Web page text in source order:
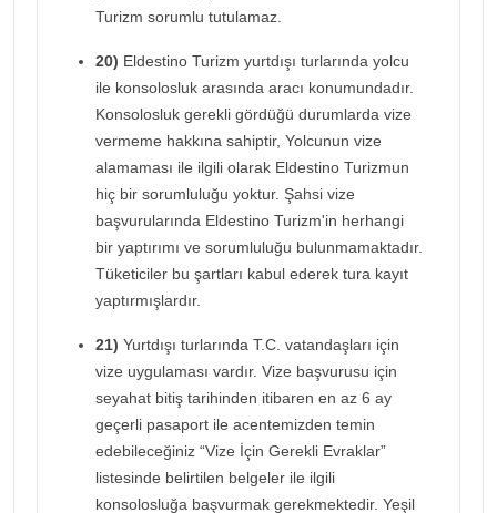
Turizm sorumlu tutulamaz.
20) Eldestino Turizm yurtdışı turlarında yolcu
ile konsolosluk arasında aracı konumundadır.
Konsolosluk gerekli gördüğü durumlarda vize
vermeme hakkına sahiptir, Yolcunun vize
alamaması ile ilgili olarak Eldestino Turizmun
hiç bir sorumluluğu yoktur. Şahsi vize
başvurularında Eldestino Turizm'in herhangi
bir yaptırımı ve sorumluluğu bulunmamaktadır.
Tüketiciler bu şartları kabul ederek tura kayıt
yaptırmışlardır.
21) Yurtdışı turlarında T.C. vatandaşları için
vize uygulaması vardır. Vize başvurusu için
seyahat bitiş tarihinden itibaren en az 6 ay
geçerli pasaport ile acentemizden temin
edebileceğiniz “Vize İçin Gerekli Evraklar”
listesinde belirtilen belgeler ile ilgili
konsolosluğa başvurmak gerekmektedir. Yeşil